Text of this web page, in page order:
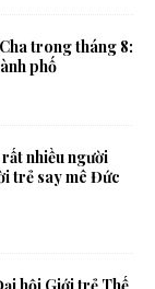
trong tháng 8:
phố
nhiều người
trẻ say mê Đức
hội Giới trẻ Thế